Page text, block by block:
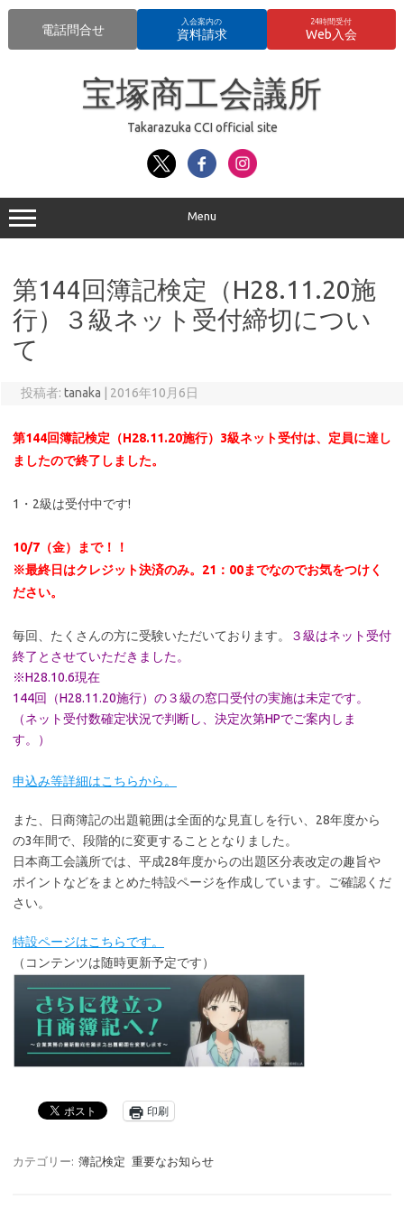
電話問合せ
入会案内の
資料請求
24時間受付
Web入会
宝塚商工会議所
Takarazuka CCI official site
Menu
第144回簿記検定（H28.11.20施
行）３級ネット受付締切につい
て
投稿者: tanaka 2016年10月6日
第144回簿記検定（H28.11.20施行）3級ネット受付は、定員に達し
ましたので終了しました。
1・2級は受付中です!
10/7（金）まで！！
※最終日はクレジット決済のみ。21：00までなのでお気をつけく
ださい。
毎回、たくさんの方に受験いただいております。
３級はネット受付
終了とさせていただきました。
※H28.10.6現在
144回（H28.11.20施行）の３級の窓口受付の実施は未定です。
（ネット受付数確定状況で判断し、決定次第HPでご案内しま
す。）
申込み等詳細はこちらから。
また、日商簿記の出題範囲は全面的な見直しを行い、28年度から
の3年間で、段階的に変更することとなりました。
日本商工会議所では、平成28年度からの出題区分表改定の趣旨や
ポイントなどをまとめた特設ページを作成しています。ご確認くだ
さい。
特設ページはこちらです。
（コンテンツは随時更新予定です）
印刷
カテゴリー: 簿記検定 重要なお知らせ